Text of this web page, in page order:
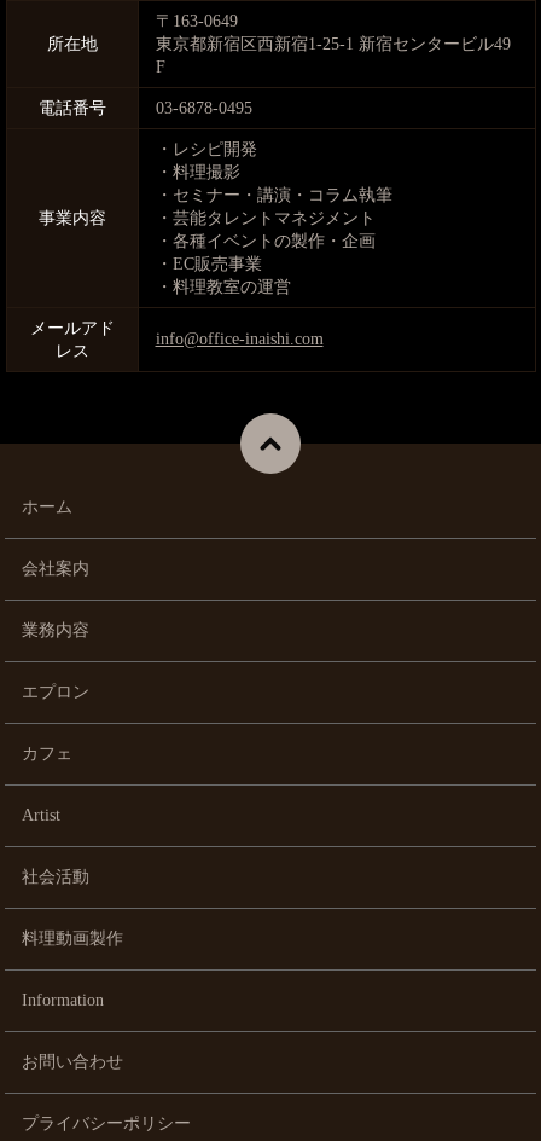
所在地
〒163-0649
東京都新宿区西新宿1-25-1 新宿センタービル49
F
電話番号 03-6878-0495
事業内容
・レシピ開発
・料理撮影
・セミナー・講演・コラム執筆
・芸能タレントマネジメント
・各種イベントの製作・企画
・EC販売事業
・料理教室の運営
メールアド
レス
info@office-inaishi.com
ホーム
会社案内
業務内容
エプロン
カフェ
Artist
社会活動
料理動画製作
Information
お問い合わせ
プライバシーポリシー